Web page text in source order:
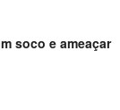
soco e ameaçar